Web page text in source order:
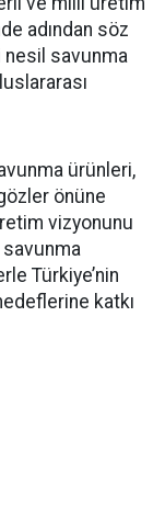
adından söz
savunma
ürünleri,
önüne
vizyonunu
savunma
Türkiye’nin
katkı